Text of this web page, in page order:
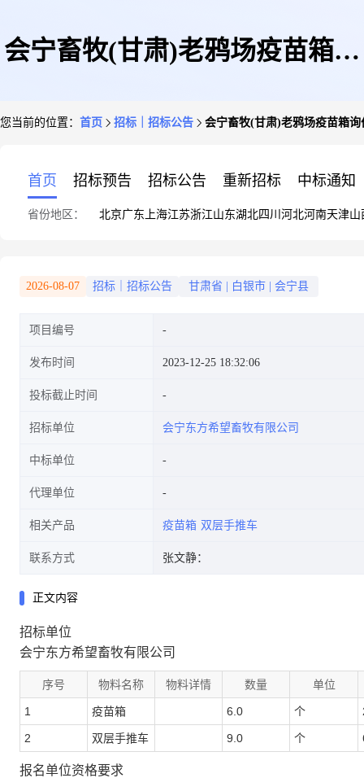
会宁畜牧(甘肃)老鸦场疫苗箱询
您当前的位置： 首页 招标｜招标公告 会宁畜牧(甘肃)老鸦场疫苗箱询
首页 招标预告 招标公告 重新招标 中标通知
省份地区： 北京广东 上海江苏浙江山东湖北四川 河北河南天津山
2026-08-07 招标｜招标公告 甘肃省 白银市 会宁县
项目编号
发布时间 2023-12-25 18:32:06
投标截止时间
招标单位 会宁东方希望畜牧有限公司
中标单位
代理单位
相关产品 疫苗箱 双层手推车
联系方式 张文静：
正文内容
招标单位
会宁东方希望畜牧有限公司
序号 物料名称 物料详情 数量 单位
1 疫苗箱 6.0 个
2 双层手推车 9.0 个
报名单位资格要求